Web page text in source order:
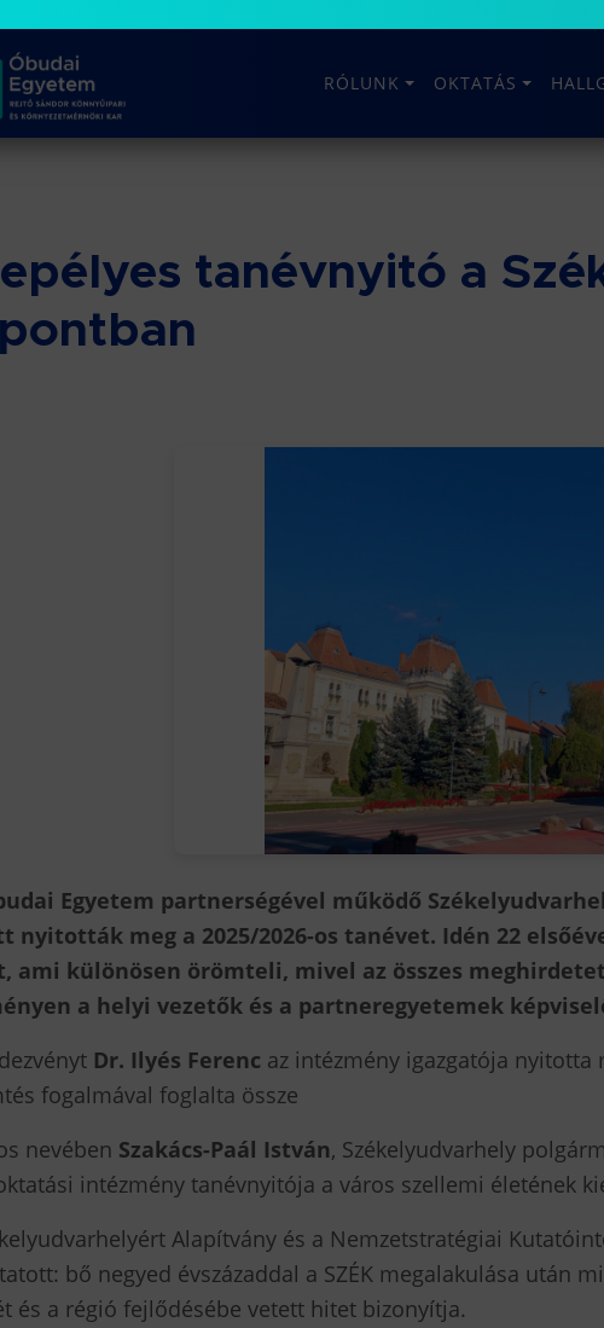
RÓLUNK OKTATÁS
tanévnyitó a
Egyetem partnerségével működő
nyitották meg a 2025/2026-os tanévet. Idén 22
ami különösen örömteli, mivel az összes
a helyi vezetők és a partneregyetemek
Dr. Ilyés Ferenc az intézmény igazgatója nyitotta
fogalmával foglalta össze
nevében Szakács-Paál István, Székelyudvarhely
intézmény tanévnyitója a város szellemi életének
Alapítvány és a Nemzetstratégiai
bő negyed évszázaddal a SZÉK megalakulása után
és a régió fejlődésébe vetett hitet bizonyítja.